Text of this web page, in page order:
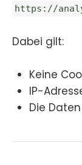
https://
Dabei gilt:
Keine
IP-
Die